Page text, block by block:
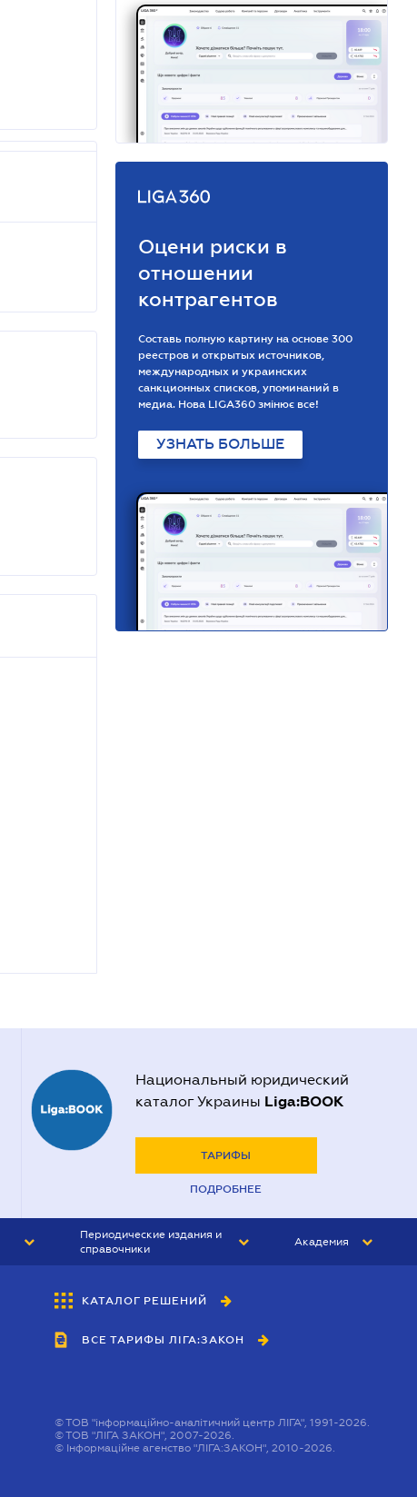
Оцени риски в
отношении
контрагентов
Составь полную картину на основе 300
реестров и открытых источников,
международных и украинских
санкционных списков, упоминаний в
медиа. Нова LIGA360 змінює все!
УЗНАТЬ БОЛЬШЕ
Национальный юридический
каталог Украины Liga:BOOK
ТАРИФЫ
ПОДРОБНЕЕ
Периодические издания и
справочники
БУХГАЛТЕР&ЗАКОН
ВЕСТНИК МСФО
Академия
КАТАЛОГ РЕШЕНИЙ
ВСЕ ТАРИФЫ ЛІГА:ЗАКОН
©ТОВ "інформаційно-аналітичний центр ЛІГА", 1991-2026.
©ТОВ "ЛІГА ЗАКОН", 2007-2026.
© Інформаційне агенство "ЛІГА:ЗАКОН", 2010-2026.